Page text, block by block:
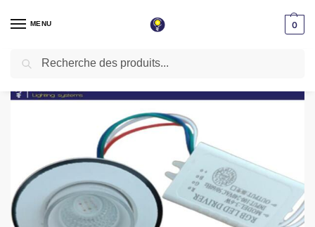
MENU 0
Accueil / Spot LED encastrable Spot niche